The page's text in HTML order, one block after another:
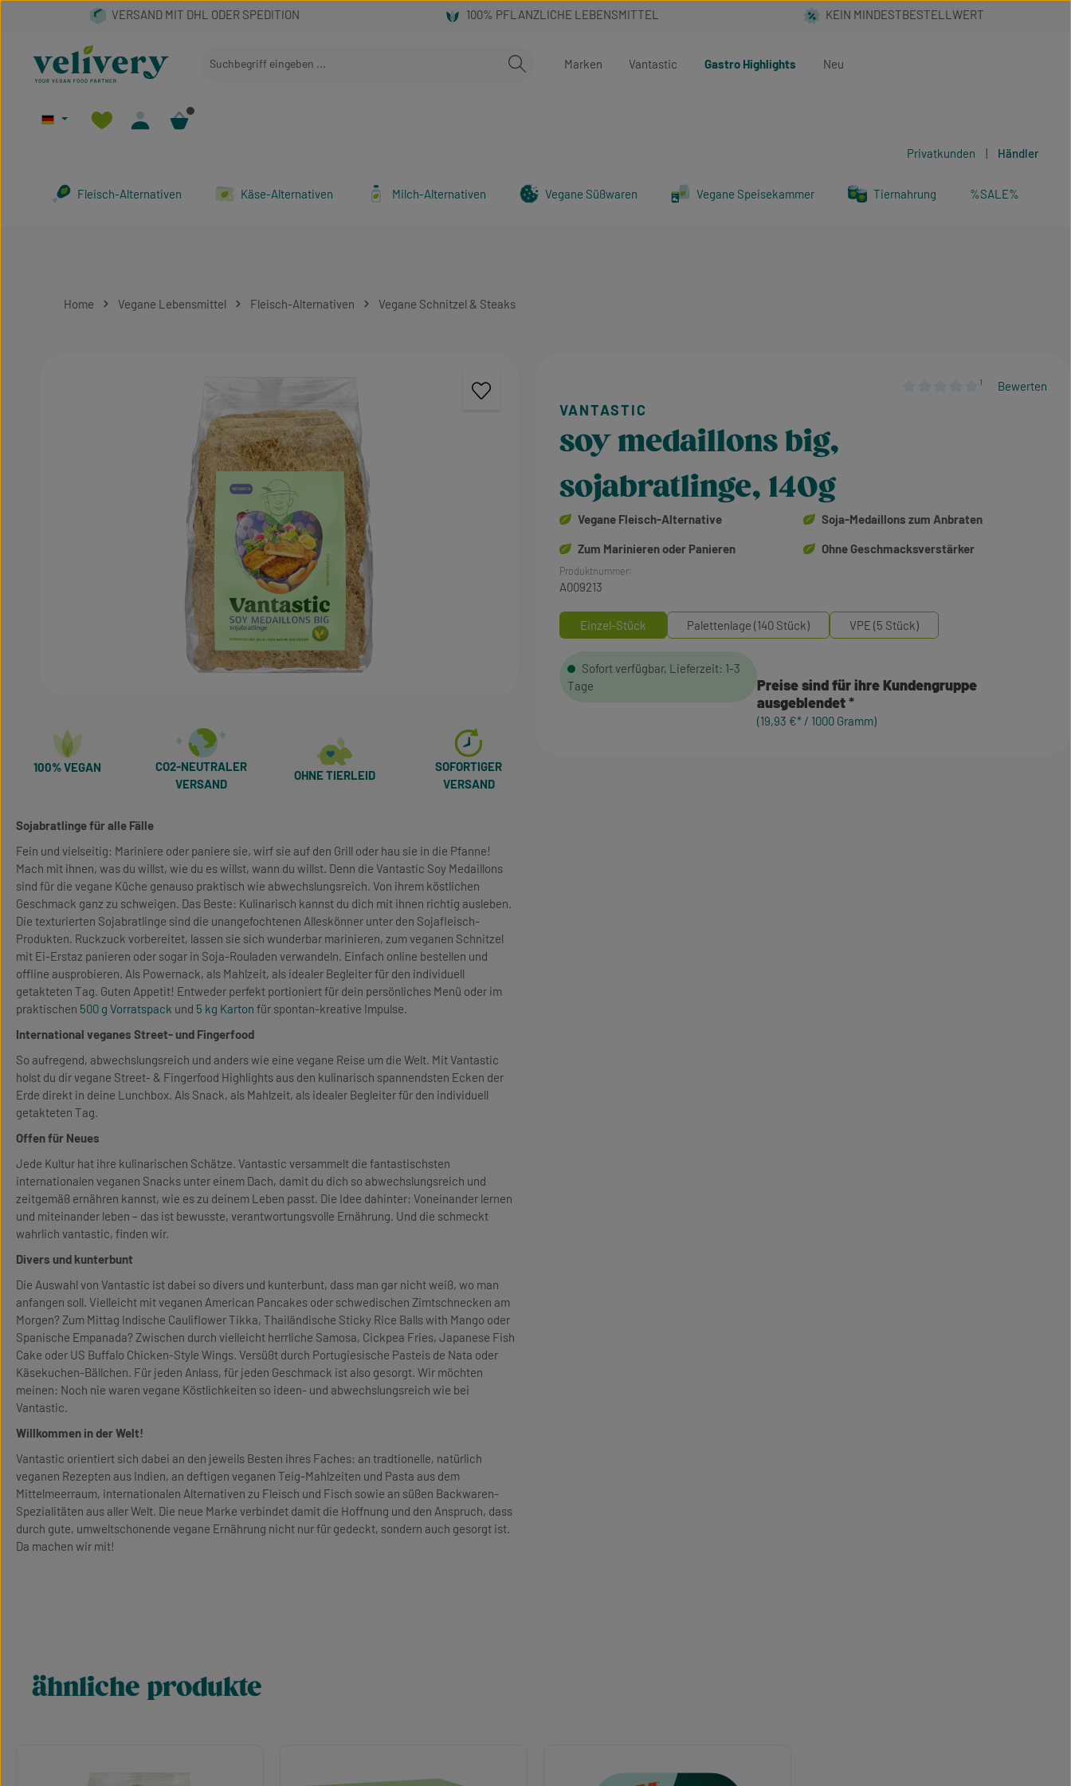
Hauptinhalt springen
Zur Suche springen
Zur Hauptnavigation springen
Marken
Vantastic Gastro Highlights Neu
Privatkunden | Händler
Fleisch-Alternativen Käse-Alternativen Milch-Alternativen Vegane Süßwaren Vegane Speisekammer Tiernahrung %SALE%
Home Vegane Lebensmittel Fleisch-Alternativen Vegane Schnitzel & Steaks
¹ Bewerten
soy medaillons big,
sojabratlinge, 140g
Vegane Fleisch-Alternative Soja-Medaillons zum Anbraten
Zum Marinieren oder Panieren Ohne Geschmacksverstärker
Preise sind für ihre Kundengruppe
ausgeblendet
(19,93 €* / 1000 Gramm)
Sofort verfügbar, Lieferzeit: 1-3
Tage
Einzel-Stück Palettenlage (140 Stück) VPE (5 Stück)
Produktnummer:
A009213
100% VEGAN
CO2-NEUTRALER
VERSAND
OHNE TIERLEID
SOFORTIGER
VERSAND
Sojabratlinge für alle Fälle
Fein und vielseitig: Mariniere oder paniere sie, wirf sie auf den Grill oder hau sie in die Pfanne!
Mach mit ihnen, was du willst, wie du es willst, wann du willst. Denn die Vantastic Soy Medaillons
sind für die vegane Küche genauso praktisch wie abwechslungsreich. Von ihrem köstlichen
Geschmack ganz zu schweigen. Das Beste: Kulinarisch kannst du dich mit ihnen richtig ausleben.
Die texturierten Sojabratlinge sind die unangefochtenen Alleskönner unter den Sojafleisch-
Produkten. Ruckzuck vorbereitet, lassen sie sich wunderbar marinieren, zum veganen Schnitzel
mit Ei-Erstaz panieren oder sogar in Soja-Rouladen verwandeln. Einfach online bestellen und
offline ausprobieren. Als Powernack, als Mahlzeit, als idealer Begleiter für den individuell
getakteten Tag. Guten Appetit! Entweder perfekt portioniert für dein persönliches Menü oder im
praktischen 500 g Vorratspack und 5 kg Karton für spontan-kreative Impulse.
International veganes Street- und Fingerfood
So aufregend, abwechslungsreich und anders wie eine vegane Reise um die Welt. Mit Vantastic
holst du dir vegane Street- & Fingerfood Highlights aus den kulinarisch spannendsten Ecken der
Erde direkt in deine Lunchbox. Als Snack, als Mahlzeit, als idealer Begleiter für den individuell
getakteten Tag.
Offen für Neues
Jede Kultur hat ihre kulinarischen Schätze. Vantastic versammelt die fantastischsten
internationalen veganen Snacks unter einem Dach, damit du dich so abwechslungsreich und
zeitgemäß ernähren kannst, wie es zu deinem Leben passt. Die Idee dahinter: Voneinander lernen
und miteinander leben – das ist bewusste, verantwortungsvolle Ernährung. Und die schmeckt
wahrlich vantastic, finden wir.
Divers und kunterbunt
Die Auswahl von Vantastic ist dabei so divers und kunterbunt, dass man gar nicht weiß, wo man
anfangen soll. Vielleicht mit veganen American Pancakes oder schwedischen Zimtschnecken am
Morgen? Zum Mittag Indische Cauliflower Tikka, Thailändische Sticky Rice Balls with Mango oder
Spanische Empanada? Zwischen durch vielleicht herrliche Samosa, Cickpea Fries, Japanese Fish
Cake oder US Buffalo Chicken-Style Wings. Versüßt durch Portugiesische Pasteis de Nata oder
Käsekuchen-Bällchen. Für jeden Anlass, für jeden Geschmack ist also gesorgt. Wir möchten
meinen: Noch nie waren vegane Köstlichkeiten so ideen- und abwechslungsreich wie bei
Vantastic.
Willkommen in der Welt!
Vantastic orientiert sich dabei an den jeweils Besten ihres Faches: an tradtionelle, natürlich
veganen Rezepten aus Indien, an deftigen veganen Teig-Mahlzeiten und Pasta aus dem
Mittelmeerraum, internationalen Alternativen zu Fleisch und Fisch sowie an süßen Backwaren-
Spezialitäten aus aller Welt. Die neue Marke verbindet damit die Hoffnung und den Anspruch, dass
durch gute, umweltschonende vegane Ernährung nicht nur für gedeckt, sondern auch gesorgt ist.
Da machen wir mit!
ähnliche produkte